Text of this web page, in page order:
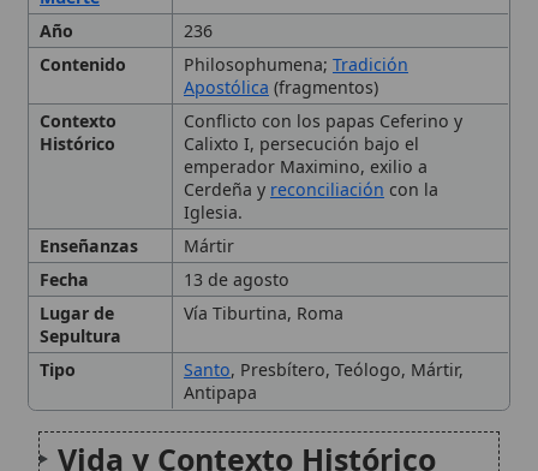
Vida y Contexto Histórico
Obras Teológicas
Veneration y Leyendas
Legado y Relevancia
Citas y referencias
Modificado el 26 de septiembre de 2025 •FideScore™ 8.34•Citar
este artículo Paq. Scorm (LMS)• Sugerir mejora•Compartir
Imprimir artículo•Generar QR
Quadragesimo Anno